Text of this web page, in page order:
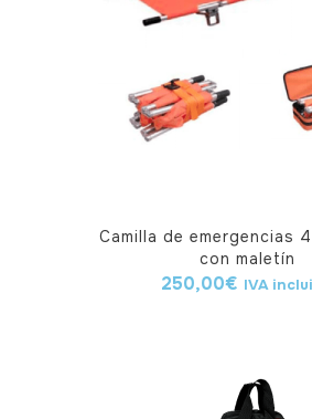
Camilla de emergencias
con maletín
250,00€ IVA